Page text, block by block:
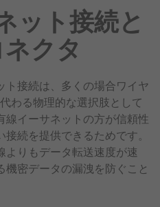
ット接続と
ネクタ
ト接続は、多くの場合ワイヤ
わる物理的な選択肢として
線イーサネットの方が信頼性
続を提供できるためです。
よりもデータ転送速度が速
機密データの漏洩を防ぐこと